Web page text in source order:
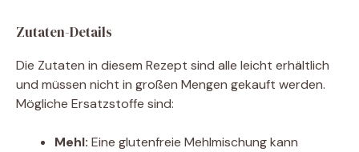
Zutaten-Details
Die Zutaten in diesem Rezept sind alle leicht erhältlich
und müssen nicht in großen Mengen gekauft werden.
Mögliche Ersatzstoffe sind:
Mehl: Eine glutenfreie Mehlmischung kann